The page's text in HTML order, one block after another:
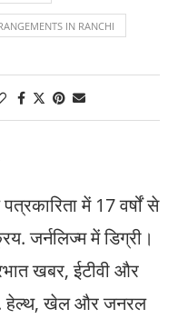
IN RANCHI
में 17 वर्षों से
जर्नलिज्म में डिग्री।
खबर, ईटीवी और
हेल्थ, खेल और जनरल